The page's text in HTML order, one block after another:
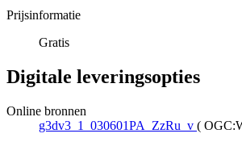
Prijsinformatie
Gratis
Digitale leveringsopties
Online bronnen
g3dv3_1_030601PA_ZzRu_v (